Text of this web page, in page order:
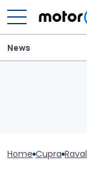
News
Home Cupra Raval